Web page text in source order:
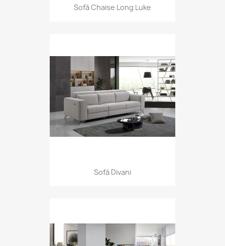
Sofá Chaise Long Luke
Sofá Divani